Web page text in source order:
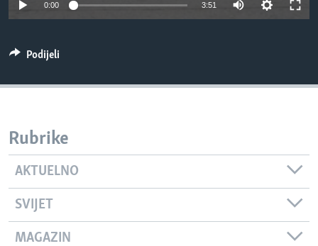
MAGAZIN
0:00 3:51
Podijeli
Rubrike
AKTUELNO
SVIJET
MAGAZIN